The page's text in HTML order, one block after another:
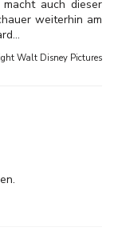
auch dieser
weiterhin am
Walt Disney Pictures